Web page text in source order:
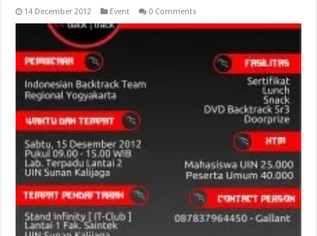
14 December 2012 Event 0 Comments